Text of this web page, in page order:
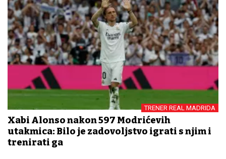
TRENER REAL MADRIDA
Xabi Alonso nakon 597 Modrićevih
utakmica: Bilo je zadovoljstvo igrati s njim i
trenirati ga